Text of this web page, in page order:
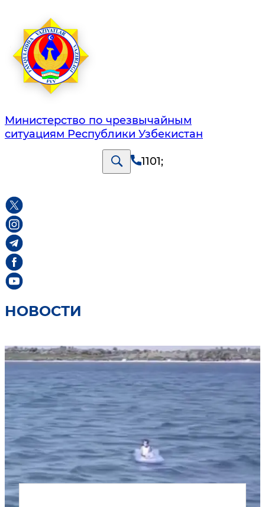
Министерство по чрезвычайным
ситуациям Республики Узбекистан
1101;
НОВОСТИ